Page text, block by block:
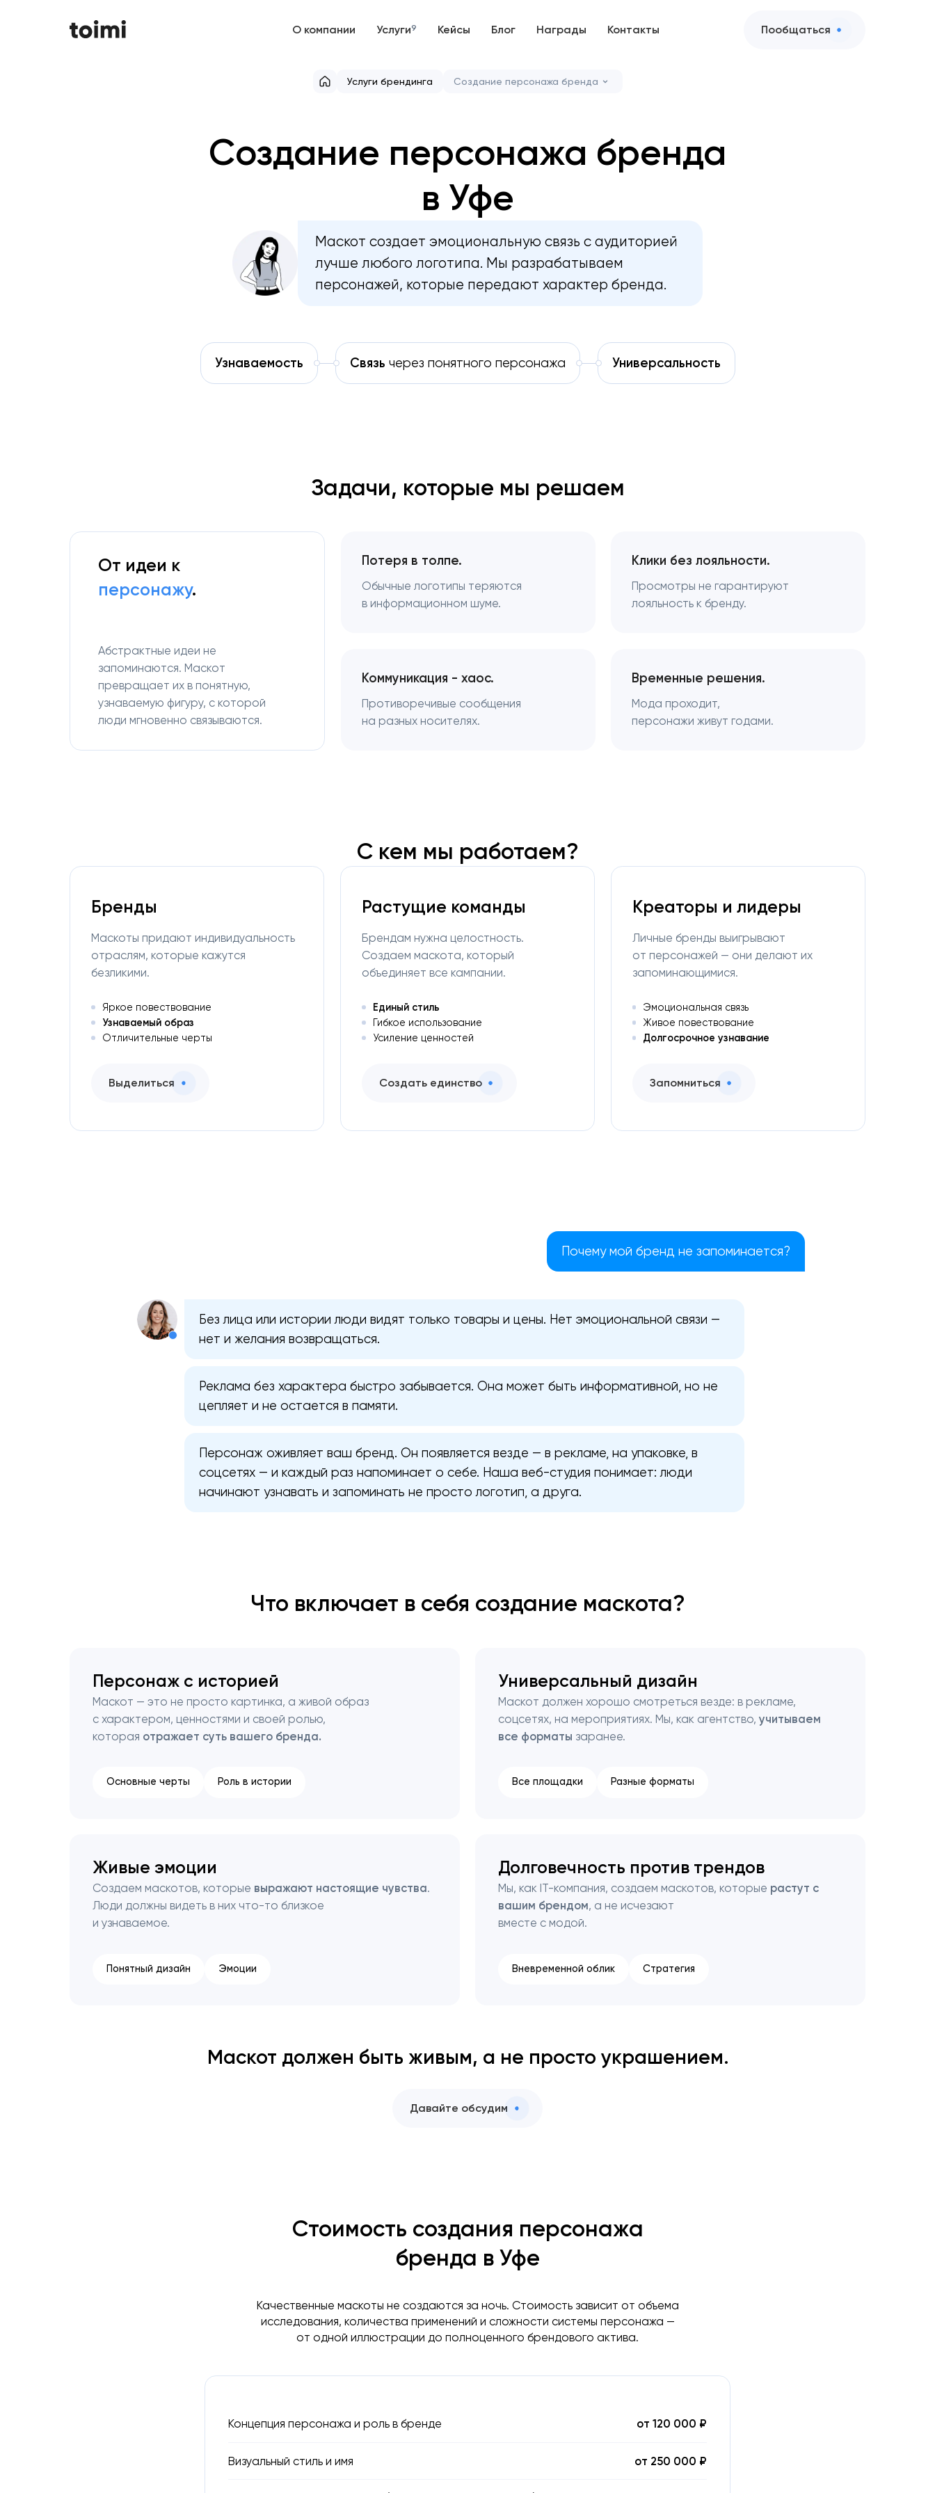
О компании Услуги9 Кейсы Блог Награды Контакты Пообщаться
Услуги брендинга Создание персонажа бренда
Создание персонажа бренда
в Уфе
Маскот создает эмоциональную связь с аудиторией
лучше любого логотипа. Мы разрабатываем
персонажей, которые передают характер бренда.
Узнаваемость Связь через понятного персонажа Универсальность
Задачи, которые мы решаем
От идеи к
персонажу.
Абстрактные идеи не
запоминаются. Маскот
превращает их в понятную,
узнаваемую фигуру, с которой
люди мгновенно связываются.
Потеря в толпе.
Обычные логотипы теряются
в информационном шуме.
Клики без лояльности.
Просмотры не гарантируют
лояльность к бренду.
Коммуникация - хаос.
Противоречивые сообщения
на разных носителях.
Временные решения.
Мода проходит,
персонажи живут годами.
С кем мы работаем?
Бренды
Маскоты придают индивидуальность
отраслям, которые кажутся
безликими.
Яркое повествование
Узнаваемый образ
Отличительные черты
Выделиться
Растущие команды
Брендам нужна целостность.
Создаем маскота, который
объединяет все кампании.
Единый стиль
Гибкое использование
Усиление ценностей
Создать единство
Креаторы и лидеры
Личные бренды выигрывают
от персонажей — они делают их
запоминающимися.
Эмоциональная связь
Живое повествование
Долгосрочное узнавание
Запомниться
Почему мой бренд не запоминается?
Без лица или истории люди видят только товары и цены. Нет эмоциональной связи —
нет и желания возвращаться.
Реклама без характера быстро забывается. Она может быть информативной, но не
цепляет и не остается в памяти.
Персонаж оживляет ваш бренд. Он появляется везде — в рекламе, на упаковке, в
соцсетях — и каждый раз напоминает о себе. Наша веб-студия понимает: люди
начинают узнавать и запоминать не просто логотип, а друга.
Что включает в себя создание маскота?
Персонаж с историей
Маскот — это не просто картинка, а живой образ
с характером, ценностями и своей ролью,
которая отражает суть вашего бренда.
Основные черты Роль в истории
Универсальный дизайн
Маскот должен хорошо смотреться везде: в рекламе,
соцсетях, на мероприятиях. Мы, как агентство, учитываем
все форматы заранее.
Все площадки Разные форматы
Живые эмоции
Создаем маскотов, которые выражают настоящие чувства.
Люди должны видеть в них что-то близкое
и узнаваемое.
Понятный дизайн Эмоции
Долговечность против трендов
Мы, как IT-компания, создаем маскотов, которые растут с
вашим брендом, а не исчезают
вместе с модой.
Вневременной облик Стратегия
Маскот должен быть живым, а не просто украшением.
Давайте обсудим
Стоимость создания персонажа
бренда в Уфе
Качественные маскоты не создаются за ночь. Стоимость зависит от объема
исследования, количества применений и сложности системы персонажа —
от одной иллюстрации до полноценного брендового актива.
Концепция персонажа и роль в бренде от 120 000 ₽
Визуальный стиль и имя от 250 000 ₽
Ваша заявка отправлена!
Закрыть